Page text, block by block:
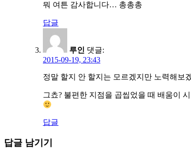
뭐 여튼 감사합니다… 총총총
답글
루인 댓글:
2015-09-19, 23:43
정말 할지 안 할지는 모르겠지만 노력해보
그쵸? 불편한 지점을 곱씹었을 때 배움이
답글
답글 남기기